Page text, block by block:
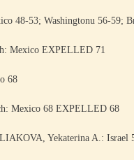
48-53; Washingtonu 56-59;
Mexico EXPELLED 71
68
Mexico 68 EXPELLED 68
Yekaterina A.: Israel